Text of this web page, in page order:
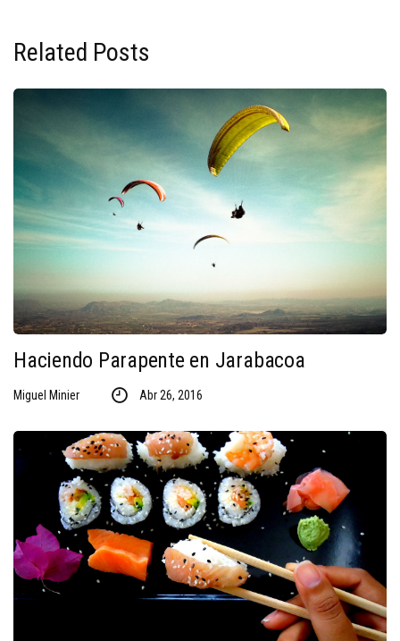
Related Posts
Haciendo Parapente en Jarabacoa
Miguel Minier Abr 26, 2016